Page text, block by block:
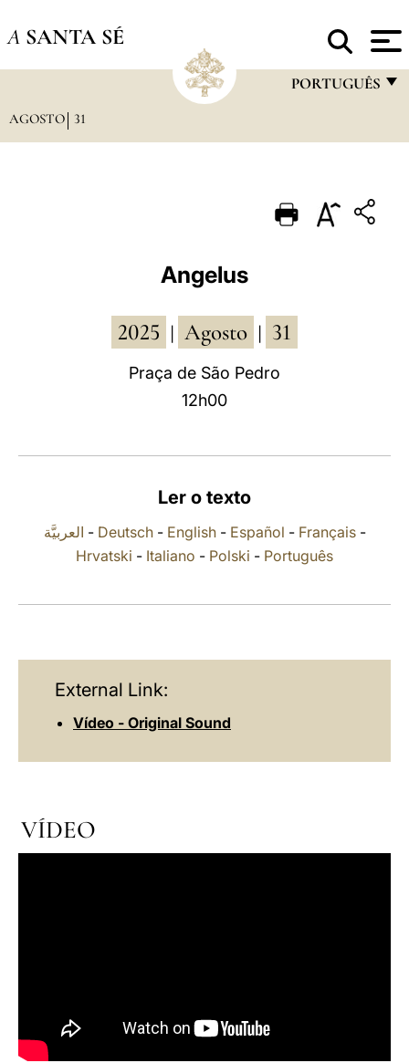
A SANTA SÉ
PORTUGUÊS
PORTUGUÊS
AGOSTO 31
Angelus
2025 Agosto 31
Praça de São Pedro
12h00
Ler o texto
العربيَّة - Deutsch- English- Español - Français-
Hrvatski - Italiano - Polski - Português
External Link:
Vídeo - Original Sound
VÍDEO